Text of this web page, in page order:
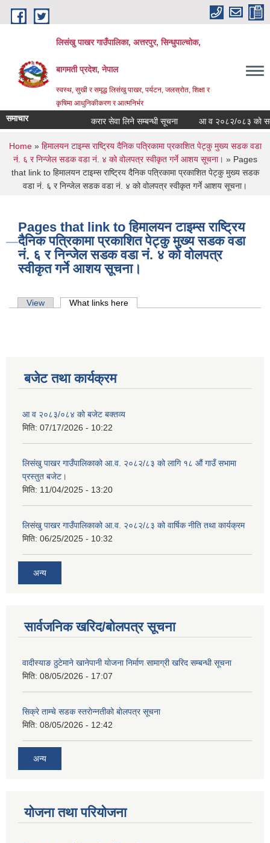
Skip to main content
लिसंखु पाखर गाउँपालिका, अत्तरपुर, सिन्धुपाल्चोक,
बागमती प्रदेश, नेपाल
स्वस्थ, सुखी र समृद्ध लिसंखु पाखर, पर्यटन, जलस्रोत, शिक्षा र
कृषिमा आधुनिकीकरण र आत्मनिर्भर
समाचार करार सेवा लिने सम्बन्धी सूचना आ व २०८२/०८३ काे
You are here
Home» हिमालयन टाइम्स राष्ट्रिय दैनिक पत्रिकामा प्रकाशित पेट्कु मुख्य सडक वडा
नं. ६ र निन्जेल सडक वडा नं. ४ को वोलपत्र स्वीकृत गर्ने आशय सूचना। » Pages
that link to हिमालयन टाइम्स राष्ट्रिय दैनिक पत्रिकामा प्रकाशित पेट्कु मुख्य सडक
वडा नं. ६ र निन्जेल सडक वडा नं. ४ को वोलपत्र स्वीकृत गर्ने आशय सूचना।
Pages that link to हिमालयन टाइम्स राष्ट्रिय
दैनिक पत्रिकामा प्रकाशित पेट्कु मुख्य सडक वडा
नं. ६ र निन्जेल सडक वडा नं. ४ को वोलपत्र
स्वीकृत गर्ने आशय सूचना।
Primary tabs
View What links here
बजेट तथा कार्यक्रम
आ व २०८३/०८४ काे बजेट बक्तव्य
मिति: 07/17/2026 - 10:22
लिसंखु पाखर गाउँपालिकाको आ.व. २०८२/८३ को लागि १८ औं गाउँ सभामा
प्रस्तुत बजेट।
मिति: 11/04/2025 - 13:20
लिसंखु पाखर गाउँपालिकाको आ.व. २०८२/८३ को वार्षिक नीति तथा कार्यक्रम
मिति: 06/25/2025 - 10:32
अन्य
सार्वजनिक खरिद/बोलपत्र सूचना
वादीस्याङ ठुटेमाने खानेपानी याेजना निर्माण सामाग्री खरिद सम्बन्धी सूचना
मिति: 08/05/2026 - 17:07
सिक्रे ताम्चे सडक स्तराेन्नतीकाे बाेलपत्र सूचना
मिति: 08/05/2026 - 12:42
अन्य
योजना तथा परियोजना